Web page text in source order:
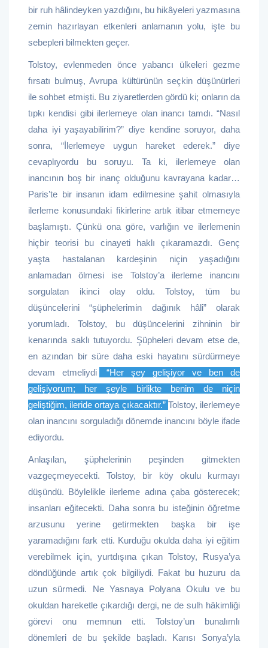
bir ruh hâlindeyken yazdığını, bu hikâyeleri yazmasına
zemin hazırlayan etkenleri anlamanın yolu, işte bu
sebepleri bilmekten geçer.
Tolstoy, evlenmeden önce yabancı ülkeleri gezme
fırsatı bulmuş, Avrupa kültürünün seçkin düşünürleri
ile sohbet etmişti. Bu ziyaretlerden gördü ki; onların da
tıpkı kendisi gibi ilerlemeye olan inancı tamdı. “Nasıl
daha iyi yaşayabilirim?” diye kendine soruyor, daha
sonra, “İlerlemeye uygun hareket ederek.” diye
cevaplıyordu bu soruyu. Ta ki, ilerlemeye olan
inancının boş bir inanç olduğunu kavrayana kadar…
Paris’te bir insanın idam edilmesine şahit olmasıyla
ilerleme konusundaki fikirlerine artık itibar etmemeye
başlamıştı. Çünkü ona göre, varlığın ve ilerlemenin
hiçbir teorisi bu cinayeti haklı çıkaramazdı. Genç
yaşta hastalanan kardeşinin niçin yaşadığını
anlamadan ölmesi ise Tolstoy’a ilerleme inancını
sorgulatan ikinci olay oldu. Tolstoy, tüm bu
düşüncelerini “şüphelerimin dağınık hâli” olarak
yorumladı. Tolstoy, bu düşüncelerini zihninin bir
kenarında saklı tutuyordu. Şüpheleri devam etse de,
en azından bir süre daha eski hayatını sürdürmeye
devam etmeliydi
“Her şey gelişiyor ve ben de
gelişiyorum; her şeyle birlikte benim de niçin
geliştiğim, ileride ortaya çıkacaktır.” Tolstoy, ilerlemeye
olan inancını sorguladığı dönemde inancını böyle ifade
ediyordu.
Anlaşılan, şüphelerinin peşinden gitmekten
vazgeçmeyecekti. Tolstoy, bir köy okulu kurmayı
düşündü. Böylelikle ilerleme adına çaba gösterecek;
insanları eğitecekti. Daha sonra bu isteğinin öğretme
arzusunu yerine getirmekten başka bir işe
yaramadığını fark etti. Kurduğu okulda daha iyi eğitim
verebilmek için, yurtdışına çıkan Tolstoy, Rusya’ya
döndüğünde artık çok bilgiliydi. Fakat bu huzuru da
uzun sürmedi. Ne Yasnaya Polyana Okulu ve bu
okuldan hareketle çıkardığı dergi, ne de sulh hâkimliği
görevi onu memnun etti. Tolstoy’un bunalımlı
dönemleri de bu şekilde başladı. Karısı Sonya’yla